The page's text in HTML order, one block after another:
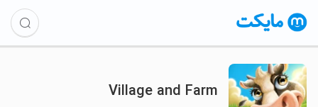
Village and Farm